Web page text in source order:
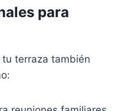
para
terraza también